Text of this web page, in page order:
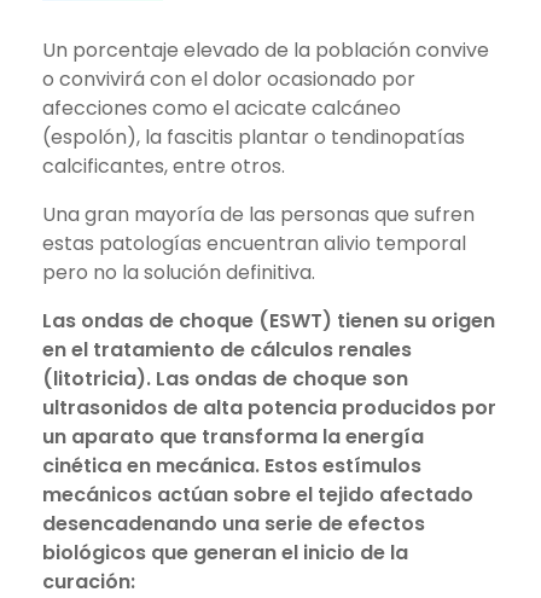
Un porcentaje elevado de la población convive
o convivirá con el dolor ocasionado por
afecciones como el acicate calcáneo
(espolón), la fascitis plantar o tendinopatías
calcificantes, entre otros.
Una gran mayoría de las personas que sufren
estas patologías encuentran alivio temporal
pero no la solución definitiva.
Las ondas de choque (ESWT) tienen su origen
en el tratamiento de cálculos renales
(litotricia). Las ondas de choque son
ultrasonidos de alta potencia producidos por
un aparato que transforma la energía
cinética en mecánica. Estos estímulos
mecánicos actúan sobre el tejido afectado
desencadenando una serie de efectos
biológicos que generan el inicio de la
curación: